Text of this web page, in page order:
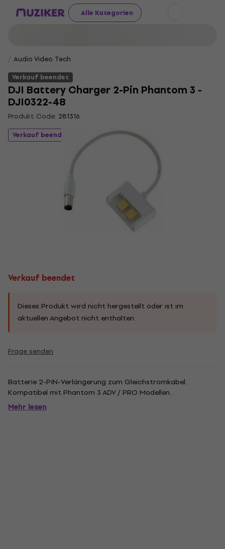
Alle Kategorien
Audio Video Tech
Verkauf beendet
DJI Battery Charger 2-Pin Phantom 3 -
DJI0322-48
Produkt Code: 281316
Verkauf beendet
Verkauf beendet
Dieses Produkt wird nicht hergestellt oder ist im
aktuellen Angebot nicht enthalten.
Frage senden
Batterie 2-PIN-Verlängerung zum Gleichstromkabel.
Kompatibel mit Phantom 3 ADV / PRO Modellen. .
Mehr lesen